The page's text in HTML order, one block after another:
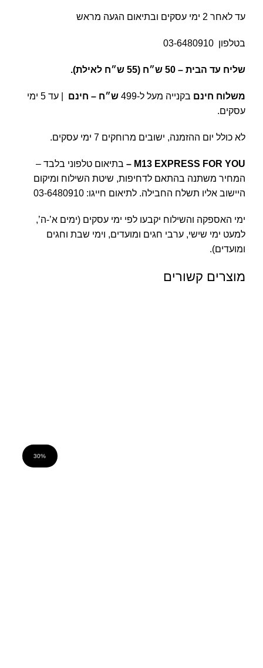
עד לאחר 2 ימי עסקים ובתיאום הגעה מראש
בטלפון 03-6480910
שליח עד הבית –
משלוח חינם בקנייה מעל ל-499 ש״ח – חינם
| עד 5 ימי
עסקים.
לא כולל יום ההזמנה, ישובים מרוחקים 7 ימי עסקים.
M13 EXPRESS FOR YOU
– בתיאום טלפוני בלבד –
המחיר משתנה בהתאם לדחיפות, שיטת השילוח ומיקום
היישוב אליו תשלח החבילה. לתיאום חייגו: 03-6480910
ימי האספקה והשילוח יקבעו לפי ימי עסקים (ימים א’-ה’,
למעט ימי שישי, ערבי חגים ומועדים, וימי שבת וחגים
ומועדים).
מוצרים קשורים
30%